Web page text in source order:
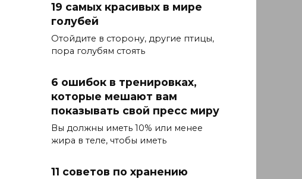
19 самых красивых в мире
голубей
Отойдите в сторону, другие птицы,
пора голубям стоять
6 ошибок в тренировках,
которые мешают вам
показывать свой пресс миру
Вы должны иметь 10% или менее
жира в теле, чтобы иметь
11 советов по хранению